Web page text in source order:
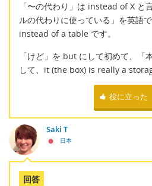
「〜の代わり」は instead of X と
ルの代わりに使っている」を英語
instead of a table です。
「けど」を but にして初めて、「
して、it (the box) is really a
役に立った
Saki T
日本
回答